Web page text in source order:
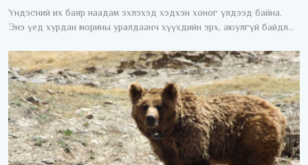
Үндэсний их баяр наадам эхлэхэд хэдхэн хоног үлдээд байна.
Энэ үед хурдан морины уралдаанч хүүхдийн эрх, аюулгүй байдлыг
морины